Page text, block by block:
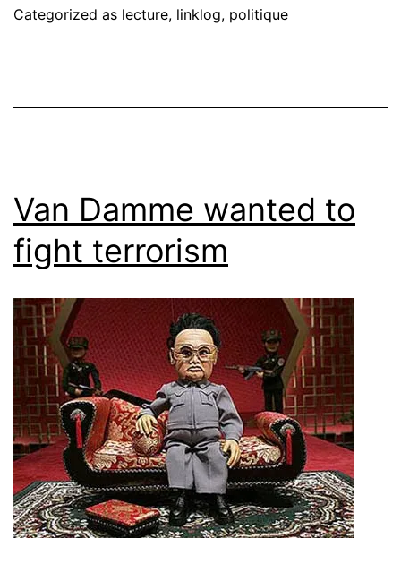
Categorized as lecture, linklog, politique
Van Damme wanted to
fight terrorism